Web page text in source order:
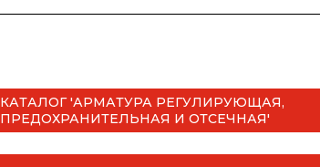
КАТАЛОГ 'АРМАТУРА РЕГУЛИРУЮЩАЯ,
ПРЕДОХРАНИТЕЛЬНАЯ И ОТСЕЧНАЯ'